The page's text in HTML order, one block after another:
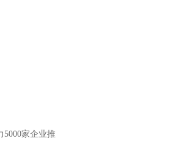
5000家企业推